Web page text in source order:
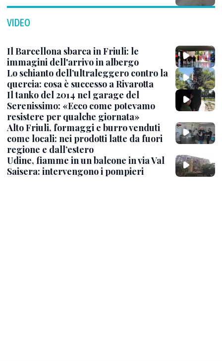
VIDEO
Il Barcellona sbarca in Friuli: le
immagini dell'arrivo in albergo
Lo schianto dell’ultraleggero contro la
quercia: cosa è successo a Rivarotta
Il tanko del 2014 nel garage del
Serenissimo: «Ecco come potevamo
resistere per qualche giornata»
Alto Friuli, formaggi e burro venduti
come locali: nei prodotti latte da fuori
regione e dall’estero
Udine, fiamme in un balcone in via Val
Saisera: intervengono i pompieri